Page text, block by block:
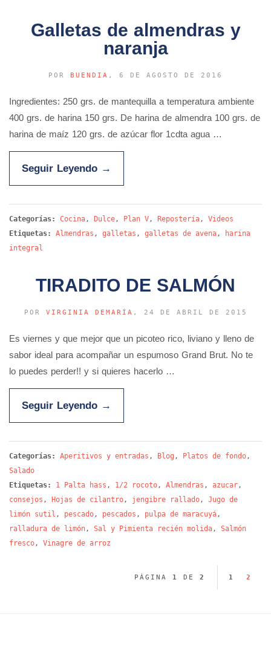
Galletas de almendras y
naranja
POR BUENDIA , 6 DE AGOSTO DE 2016
Ingredientes: 250 grs. de mantequilla a temperatura ambiente
400 grs. de harina 150 grs. De harina de almendra 100 grs. de
harina de maíz 120 grs. de azúcar flor 1cdta agua …
Seguir Leyendo →
Categorías: Cocina, Dulce, Plan V, Repostería, Videos
Etiquetas:
Almendras , galletas , galletas de avena,
harina
integral
TIRADITO DE SALMÓN
POR VIRGINIA DEMARÍA , 24 DE ABRIL DE 2015
Es viernes y que mejor que un picoteo rico, liviano y lleno de
sabor ideal para acompañar un espumoso Grand Brut. No te
lo puedes perder!! y si quieres hacerlo …
Seguir Leyendo →
Categorías: Aperitivos y entradas , Blog , Platos de fondo,
Salado
Etiquetas:
1 Palta hass , 1/2 rocoto, Almendras , azucar,
consejos , Hojas de cilantro, jengibre rallado, Jugo de
limón sutil , pescado, pescados , pulpa de maracuyá,
ralladura de limón, Sal y Pimienta recién molida, Salmón
fresco, Vinagre de arroz
1 2
PÁGINA 1 DE 2